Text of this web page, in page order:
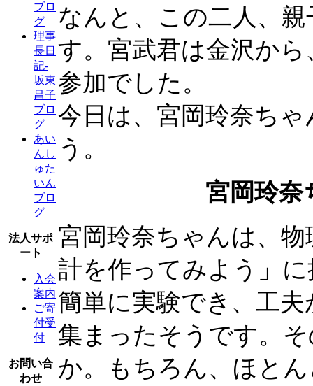
ブロ
グ
理事
長日
記-
坂東
昌子
ブロ
グ
あい
んし
ゅた
いん
ブロ
グ
法人サポ
ート
入会
案内
ご寄
付受
付
お問い合
わせ
なんと、この二人、
す。宮武君は金沢か
参加でした。
今日は、宮岡玲奈ち
う。
宮岡玲奈
宮岡玲奈ちゃんは、
計を作ってみよう」
簡単に実験でき、工
集まったそうです。
か。もちろん、ほと